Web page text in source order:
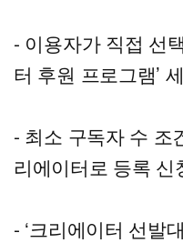
- 이용자가 직접 선
터 후원 프로그램’
- 최소 구독자 수 조
리에이터로 등록 신
- ‘크리에이터 선발